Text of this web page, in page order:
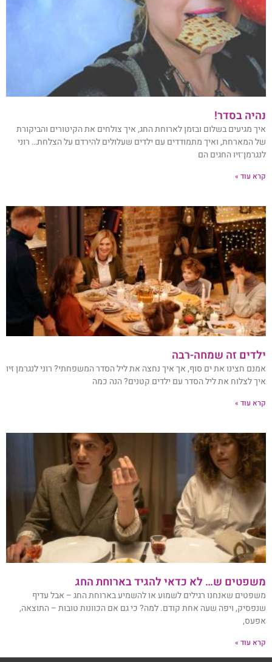
נהיה בסדר!
איך מגיעים בשלום ובזמן לארוחת החג, איך צולחים את הקיטורים והביקורת
של המארחת, ואיך מתמודדים עם ילדים שעלולים להירדם על הצלחת… רוני
לנגרמן־זיו החגים הם
קרא עוד »
ילדים זה שמחה-רבה
אמנם חצינו את ים סוף, אך איך נחצה את ליל הסדר המשפחתי? רוני לנגרמן זיו
איך לצלוח את ליל הסדר עם ילדים קטנים? הנה כמה
קרא עוד »
משפטים ש… לא כדאי להגיד בארוחת החג
משפטים שאנחנו רגילים לשמוע או להשמיע בארוחת החג – אבל עדיף
שנפסיק, ויפה שעה אחת קודם. למה? כי גם אם הכוונות טובות – התוצאה,
אפעס,
קרא עוד »